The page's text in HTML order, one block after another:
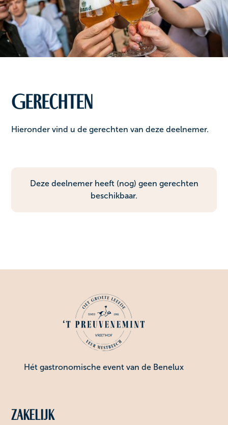
Gerechten
Hieronder vind u de gerechten van deze deelnemer.
Deze deelnemer heeft (nog) geen gerechten
beschikbaar.
Hét gastronomische event van de Benelux
Zakelijk